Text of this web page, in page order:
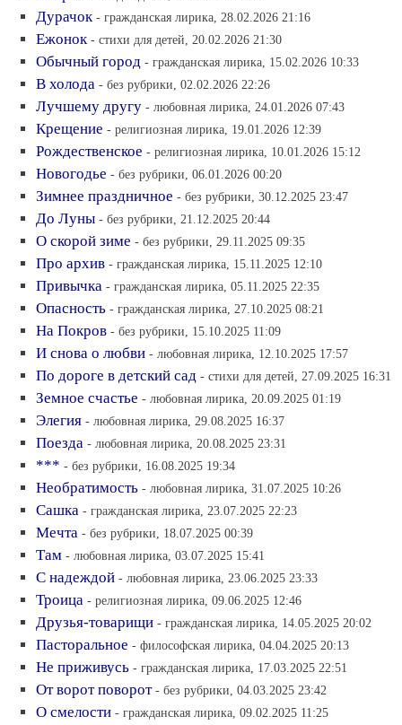
Дурачок - гражданская лирика, 28.02.2026 21:16
Ежонок - стихи для детей, 20.02.2026 21:30
Обычный город - гражданская лирика, 15.02.2026 10:33
В холода - без рубрики, 02.02.2026 22:26
Лучшему другу - любовная лирика, 24.01.2026 07:43
Крещение - религиозная лирика, 19.01.2026 12:39
Рождественское - религиозная лирика, 10.01.2026 15:12
Новогодье - без рубрики, 06.01.2026 00:20
Зимнее праздничное - без рубрики, 30.12.2025 23:47
До Луны - без рубрики, 21.12.2025 20:44
О скорой зиме - без рубрики, 29.11.2025 09:35
Про архив - гражданская лирика, 15.11.2025 12:10
Привычка - гражданская лирика, 05.11.2025 22:35
Опасность - гражданская лирика, 27.10.2025 08:21
На Покров - без рубрики, 15.10.2025 11:09
И снова о любви - любовная лирика, 12.10.2025 17:57
По дороге в детский сад - стихи для детей, 27.09.2025 16:31
Земное счастье - любовная лирика, 20.09.2025 01:19
Элегия - любовная лирика, 29.08.2025 16:37
Поезда - любовная лирика, 20.08.2025 23:31
*** - без рубрики, 16.08.2025 19:34
Необратимость - любовная лирика, 31.07.2025 10:26
Сашка - гражданская лирика, 23.07.2025 22:23
Мечта - без рубрики, 18.07.2025 00:39
Там - любовная лирика, 03.07.2025 15:41
С надеждой - любовная лирика, 23.06.2025 23:33
Троица - религиозная лирика, 09.06.2025 12:46
Друзья-товарищи - гражданская лирика, 14.05.2025 20:02
Пасторальное - философская лирика, 04.04.2025 20:13
Не приживусь - гражданская лирика, 17.03.2025 22:51
От ворот поворот - без рубрики, 04.03.2025 23:42
О смелости - гражданская лирика, 09.02.2025 11:25